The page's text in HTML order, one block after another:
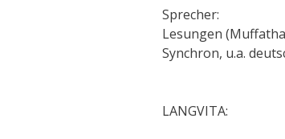
Sprecher:
Lesungen
Synchron, u.a.
LANGVITA: